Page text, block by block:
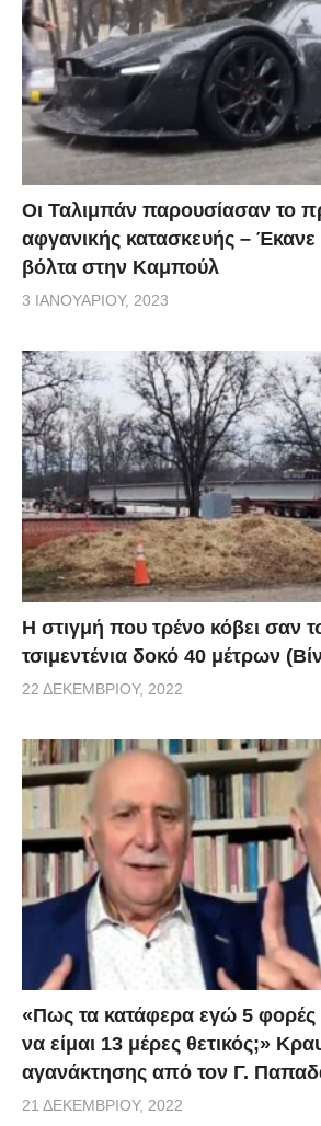
Οι Ταλιμπάν παρουσίασαν το
αφγανικής κατασκευής –
βόλτα στην Καμπούλ
3 ΙΑΝΟΥΑΡΊΟΥ, 2023
H στιγμή που τρένο κόβει σαν
τσιμεντένια δοκό 40 μέτρων
22 ΔΕΚΕΜΒΡΊΟΥ, 2022
«Πως τα κατάφερα εγώ 5 φορές
να είμαι 13 μέρες θετικός;»
αγανάκτησης από τον Γ.
21 ΔΕΚΕΜΒΡΊΟΥ, 2022